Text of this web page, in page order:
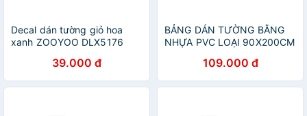
Decal dán tường giỏ hoa
xanh ZOOYOO DLX5176
39.000 đ
BẢNG DÁN TƯỜNG BẰNG
NHỰA PVC LOẠI 90X200CM
109.000 đ